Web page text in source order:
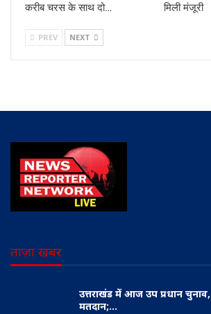
करीब चरस के साथ दो…
मिली मंजूरी
PREV NEXT
ताज़ा खबर
उत्तराखंड में आज उप प्रधान
मतदान;…